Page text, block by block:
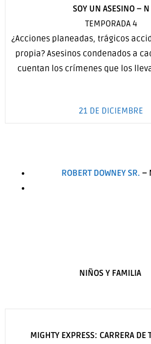
SOY UN ASESINO–N
TEMPORADA 4
¿Acciones planeadas, trágicos
propia? Asesinos condenados a
cuentan los crímenes que los
21 DE DICIEMBRE
ROBERT DOWNEY SR. –
NIÑOS Y FAMILIA
MIGHTY EXPRESS: CARRERA DE